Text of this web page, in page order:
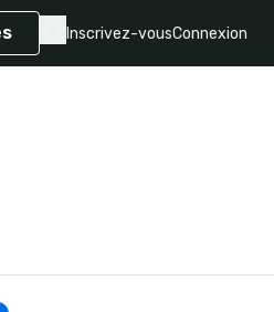
Inscrivez-vousConnexion